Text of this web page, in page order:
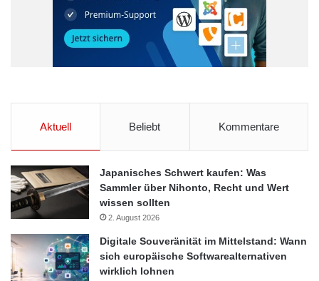
Aktuell Beliebt Kommentare
Japanisches Schwert kaufen: Was
Sammler über Nihonto, Recht und Wert
wissen sollten
2. August 2026
Digitale Souveränität im Mittelstand: Wann
sich europäische Softwarealternativen
wirklich lohnen